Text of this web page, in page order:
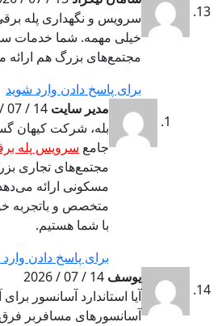
سرویس و نگهداری پله
خیلی مهمه. شما خدمات
مجتمع‌های بزرگ هم ارائه
برای پاسخ دادن وارد شوید
مدیر سایت 14 / 07 / 2026
بله، شرکت کیهان
جامع سرویس پله
مجتمع‌های تجاری
مسکونی ارائه
متخصص و باتجربه
با شما هستیم.
برای پاسخ دادن
یوسف 14 / 07 / 2026
آیا استاندارد آسانسور
آسانسورهای مسافربر